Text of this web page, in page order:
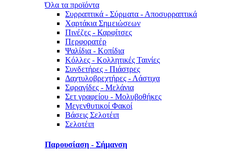
Όλα τα προϊόντα
Συρραπτικά - Σύρματα - Αποσυρραπτικά
Χαρτάκια Σημειώσεων
Πινέζες - Καρφίτσες
Περφορατέρ
Ψαλίδια - Κοπίδια
Κόλλες - Κολλητικές Ταινίες
Συνδετήρες - Πιάστρες
Δαχτυλοβρεχτήρες - Λάστιχα
Σφραγίδες - Μελάνια
Σετ γραφείου - Μολυβοθήκες
Μεγενθυτικοί Φακοί
Βάσεις Σελοτέιπ
Σελοτέιπ
Παρουσίαση - Σήμανση